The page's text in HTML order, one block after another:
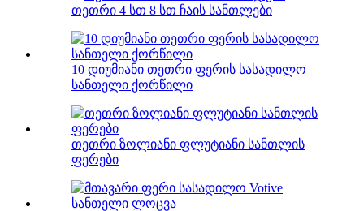
თეთრი 4 სთ 8 სთ ჩაის სანთლები
10 დიუმიანი თეთრი ფერის სასადილო
სანთელი ქორწილი
თეთრი ზოლიანი ფლუტიანი სანთლის
ფერები